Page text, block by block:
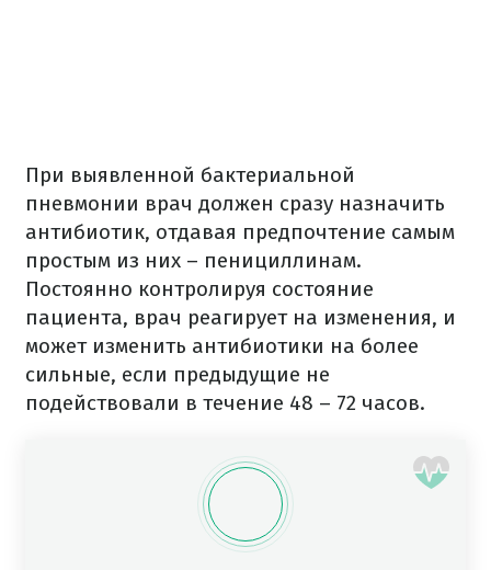
При выявленной бактериальной
пневмонии врач должен сразу назначить
антибиотик, отдавая предпочтение самым
простым из них – пенициллинам.
Постоянно контролируя состояние
пациента, врач реагирует на изменения, и
может изменить антибиотики на более
сильные, если предыдущие не
подействовали в течение 48 – 72 часов.